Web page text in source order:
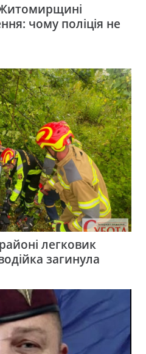
Житомирщині
чому поліція не
легковик
загинула